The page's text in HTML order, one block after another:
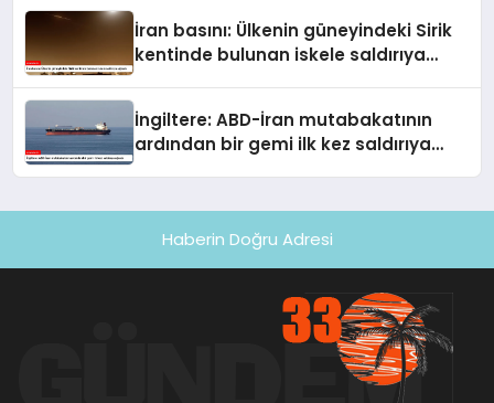
İran basını: Ülkenin güneyindeki Sirik
kentinde bulunan iskele saldırıya
İngiltere: ABD-İran mutabakatının
ardından bir gemi ilk kez saldırıya
Haberin Doğru Adresi